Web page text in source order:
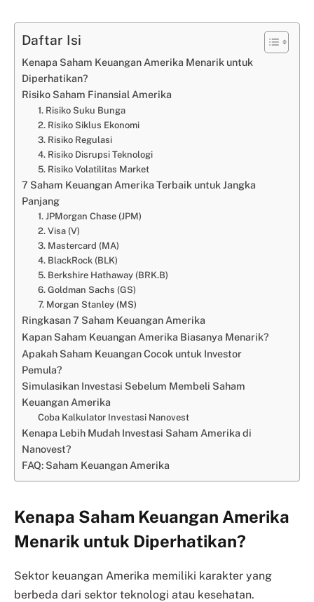
Daftar Isi
Kenapa Saham Keuangan Amerika Menarik untuk
Diperhatikan?
Risiko Saham Finansial Amerika
1. Risiko Suku Bunga
2. Risiko Siklus Ekonomi
3. Risiko Regulasi
4. Risiko Disrupsi Teknologi
5. Risiko Volatilitas Market
7 Saham Keuangan Amerika Terbaik untuk Jangka
Panjang
1. JPMorgan Chase (JPM)
2. Visa (V)
3. Mastercard (MA)
4. BlackRock (BLK)
5. Berkshire Hathaway (BRK.B)
6. Goldman Sachs (GS)
7. Morgan Stanley (MS)
Ringkasan 7 Saham Keuangan Amerika
Kapan Saham Keuangan Amerika Biasanya Menarik?
Apakah Saham Keuangan Cocok untuk Investor
Pemula?
Simulasikan Investasi Sebelum Membeli Saham
Keuangan Amerika
Coba Kalkulator Investasi Nanovest
Kenapa Lebih Mudah Investasi Saham Amerika di
Nanovest?
FAQ: Saham Keuangan Amerika
Kenapa Saham Keuangan Amerika
Menarik untuk Diperhatikan?
Sektor keuangan Amerika memiliki karakter yang
berbeda dari sektor teknologi atau kesehatan.